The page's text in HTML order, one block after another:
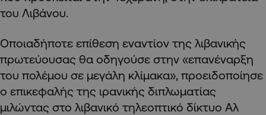
του Λιβάνου.
Οποιαδήποτε επίθεση εναντίον της λιβανικής
πρωτεύουσας θα οδηγούσε στην «επανέναρξη
του πολέμου σε μεγάλη κλίμακα», προειδοποίησε
ο επικεφαλής της ιρανικής διπλωματίας
μιλώντας στο λιβανικό τηλεοπτικό δίκτυο Αλ